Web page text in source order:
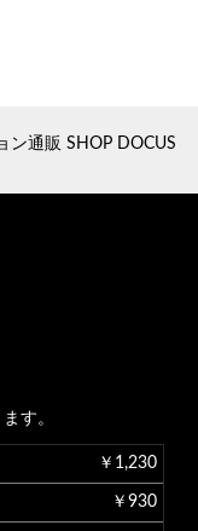
ン通販 SHOP DOCUS
す。
￥1,230
￥930